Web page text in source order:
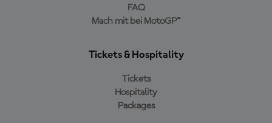
FAQ
Mach mit bei MotoGP™
Tickets & Hospitality
Tickets
Hospitality
Packages